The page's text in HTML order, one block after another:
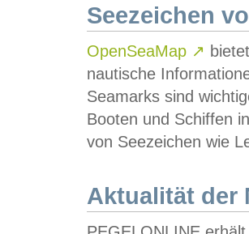
Seezeichen
OpenSeaMap ↗
nautische
Seamarks sind
Booten und Schiffen
von Seezeichen wie
Aktualität der